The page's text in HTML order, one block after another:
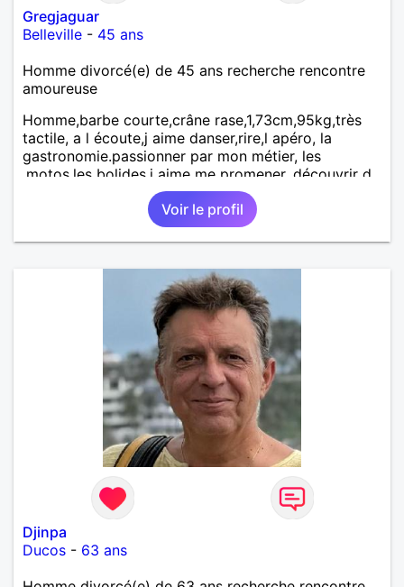
Gregjaguar
Belleville - 45 ans
Homme divorcé(e) de 45 ans recherche rencontre
amoureuse
Homme,barbe courte,crâne rase,1,73cm,95kg,très
tactile, a l écoute,j aime danser,rire,l apéro, la
gastronomie.passionner par mon métier, les
,motos,les bolides.j aime me promener, découvrir d
Voir le profil
Djinpa
Ducos - 63 ans